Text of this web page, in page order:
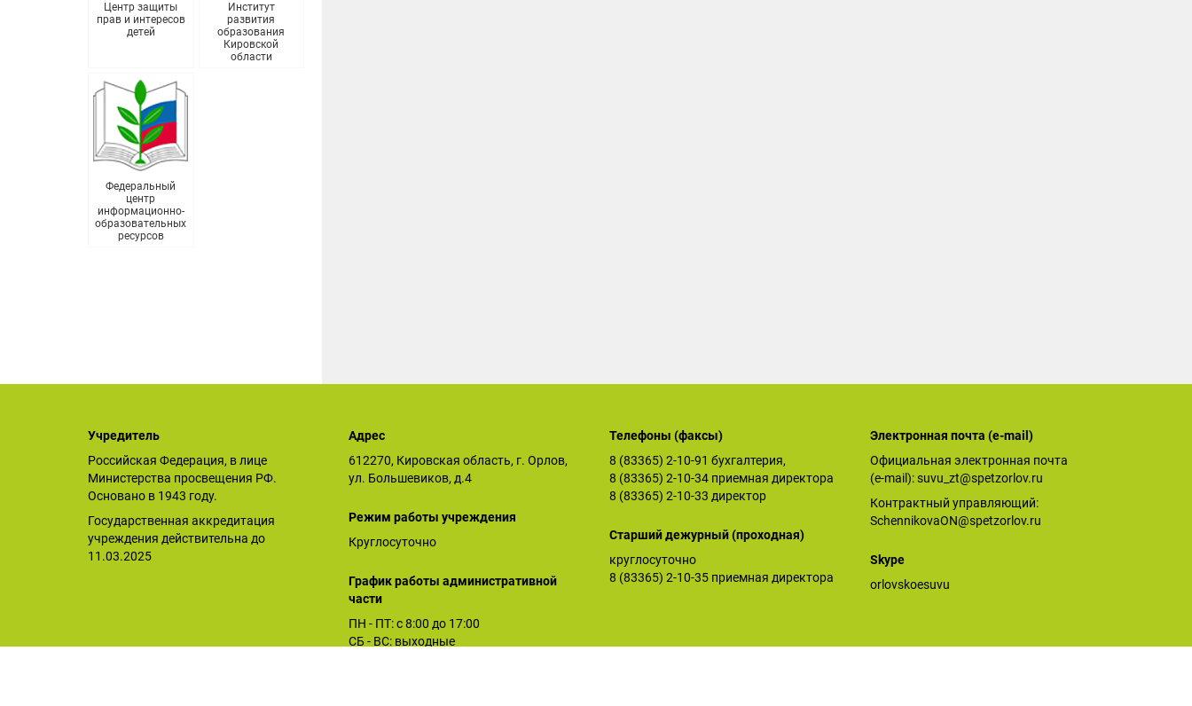
Центр защиты
прав и интересов
детей
Институт
развития
образования
Кировской
области
Федеральный
центр
информационно-
образовательных
ресурсов
Учредитель
Российская Федерация, в лице
Министерства просвещения РФ.
Основано в 1943 году.
Государственная аккредитация
учреждения действительна до
11.03.2025
Адрес
612270, Кировская область, г. Орлов,
ул. Большевиков, д.4
Режим работы учреждения
Круглосуточно
График работы административной
части
ПН - ПТ: с 8:00 до 17:00
СБ - ВС: выходные
Телефоны (факсы)
8 (83365) 2-10-91 бухгалтерия,
8 (83365) 2-10-34 приемная директора
8 (83365) 2-10-33 директор
Старший дежурный (проходная)
круглосуточно
8 (83365) 2-10-35 приемная директора
Электронная почта (е-mail)
Официальная электронная почта
(е-mail):suvu_zt@spetzorlov.ru
Контрактный управляющий:
SchennikovaON@spetzorlov.ru
Skype
orlovskoesuvu